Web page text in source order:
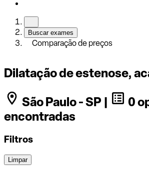
Buscar exames
Comparação de preços
Dilatação de estenose,
São Paulo - SP |
0
encontradas
Filtros
Limpar